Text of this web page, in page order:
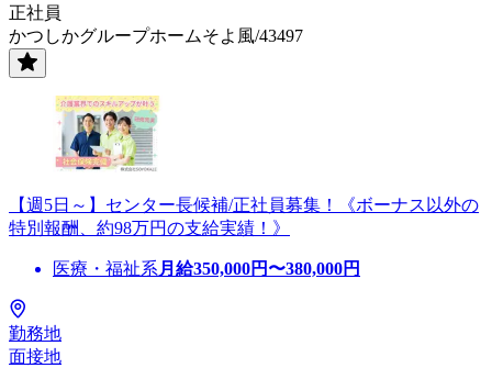
正社員
かつしかグループホームそよ風/43497
【週5日～】センター長候補/正社員募集！《ボーナス以外の
特別報酬、約98万円の支給実績！》
医療・福祉系 月給350,000円〜380,000円
勤務地
面接地